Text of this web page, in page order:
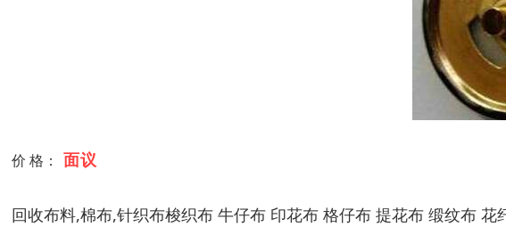
价 格： 面议
回收布料,棉布,针织布梭织布 牛仔布 印花布 格仔布 提花布 缎纹布